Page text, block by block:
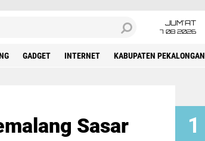
JUM'AT
7 08 2026
GADGET INTERNET KABUPATEN PEKALONGAN
Sasar